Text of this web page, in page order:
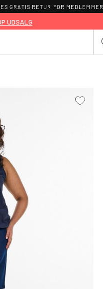
GRATIS RETUR FOR MEDLEMMER
UDSALG